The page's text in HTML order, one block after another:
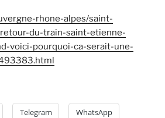
rhone-alpes/saint-
du-train-saint-etienne-
voici-pourquoi-ca-serait-une-
Telegram WhatsApp